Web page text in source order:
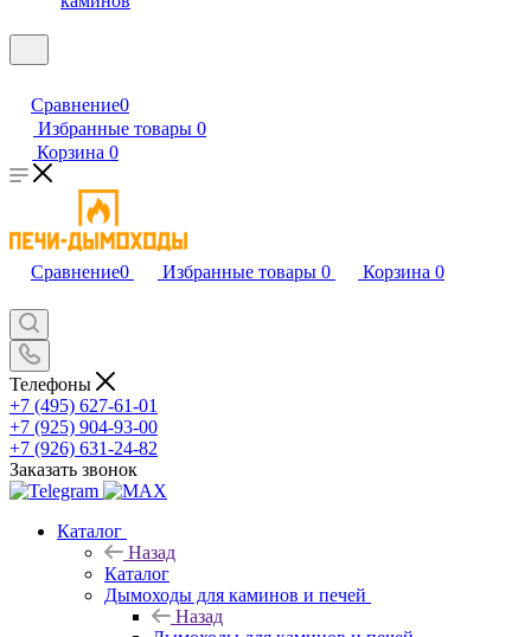
Сравнение0
Избранные товары 0
Корзина 0
Сравнение0 Избранные товары 0 Корзина 0
Телефоны
+7 (495) 627-61-01
+7 (925) 904-93-00
+7 (926) 631-24-82
Заказать звонок
Каталог
Назад
Каталог
Дымоходы для каминов и печей
Назад